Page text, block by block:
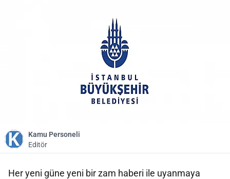
Kamu Personeli
Editör
Her yeni güne yeni bir zam haberi ile uyanmaya